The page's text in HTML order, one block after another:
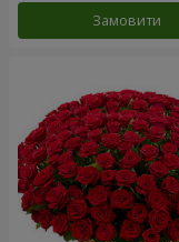
Замовити